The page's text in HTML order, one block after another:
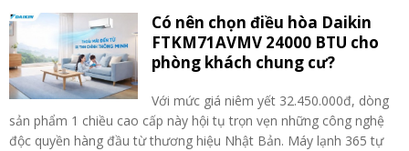
Có nên chọn điều hòa Daikin
FTKM71AVMV 24000 BTU cho
phòng khách chung cư?
Với mức giá niêm yết 32.450.000đ, dòng
sản phẩm 1 chiều cao cấp này hội tụ trọn vẹn những công nghệ
độc quyền hàng đầu từ thương hiệu Nhật Bản. Máy lạnh 365 tự